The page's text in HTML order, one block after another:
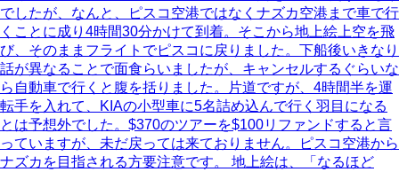
でしたが、なんと、ピスコ空港ではなくナズカ空港まで車で行
くことに成り4時間30分かけて到着。そこから地上絵上空を飛
び、そのままフライトでピスコに戻りました。下船後いきなり
話が異なることで面食らいましたが、キャンセルするぐらいな
ら自動車で行くと腹を括りました。片道ですが、4時間半を運
転手を入れて、KIAの小型車に5名詰め込んで行く羽目になる
とは予想外でした。$370のツアーを$100リファンドすると言
っていますが、未だ戻っては来ておりません。ピスコ空港から
ナズカを目指される方要注意です。 地上絵は、「なるほど